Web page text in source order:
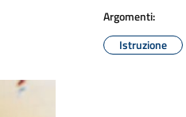
Argomenti:
Istruzione